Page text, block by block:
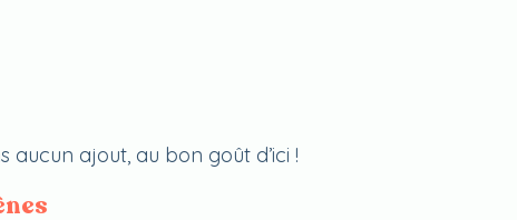
aucun ajout, au bon goût d’ici !